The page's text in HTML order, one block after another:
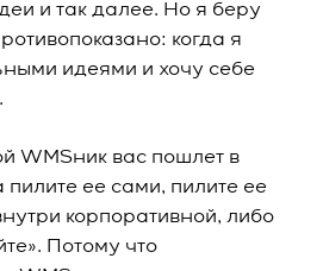
и так далее. Но я беру
когда я
идеями и хочу себе
WMSник вас пошлет в
пилите ее сами, пилите ее
корпоративной, либо
Потому что